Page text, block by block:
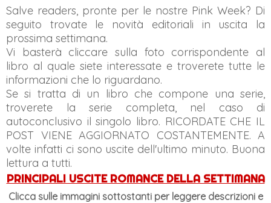
Salve readers, pronte per le nostre Pink Week? Di
seguito trovate le novità editoriali in uscita la
prossima settimana.
Vi basterà cliccare sulla foto corrispondente al
libro al quale siete interessate e troverete tutte le
informazioni che lo riguardano.
Se si tratta di un libro che compone una serie,
troverete la serie completa, nel caso di
autoconclusivo il singolo libro. RICORDATE CHE IL
POST VIENE AGGIORNATO COSTANTEMENTE. A
volte infatti ci sono uscite dell'ultimo minuto. Buona
lettura a tutti.
PRINCIPALI USCITE ROMANCE DELLA SETTIMANA
Clicca sulle immagini sottostanti per leggere descrizioni e